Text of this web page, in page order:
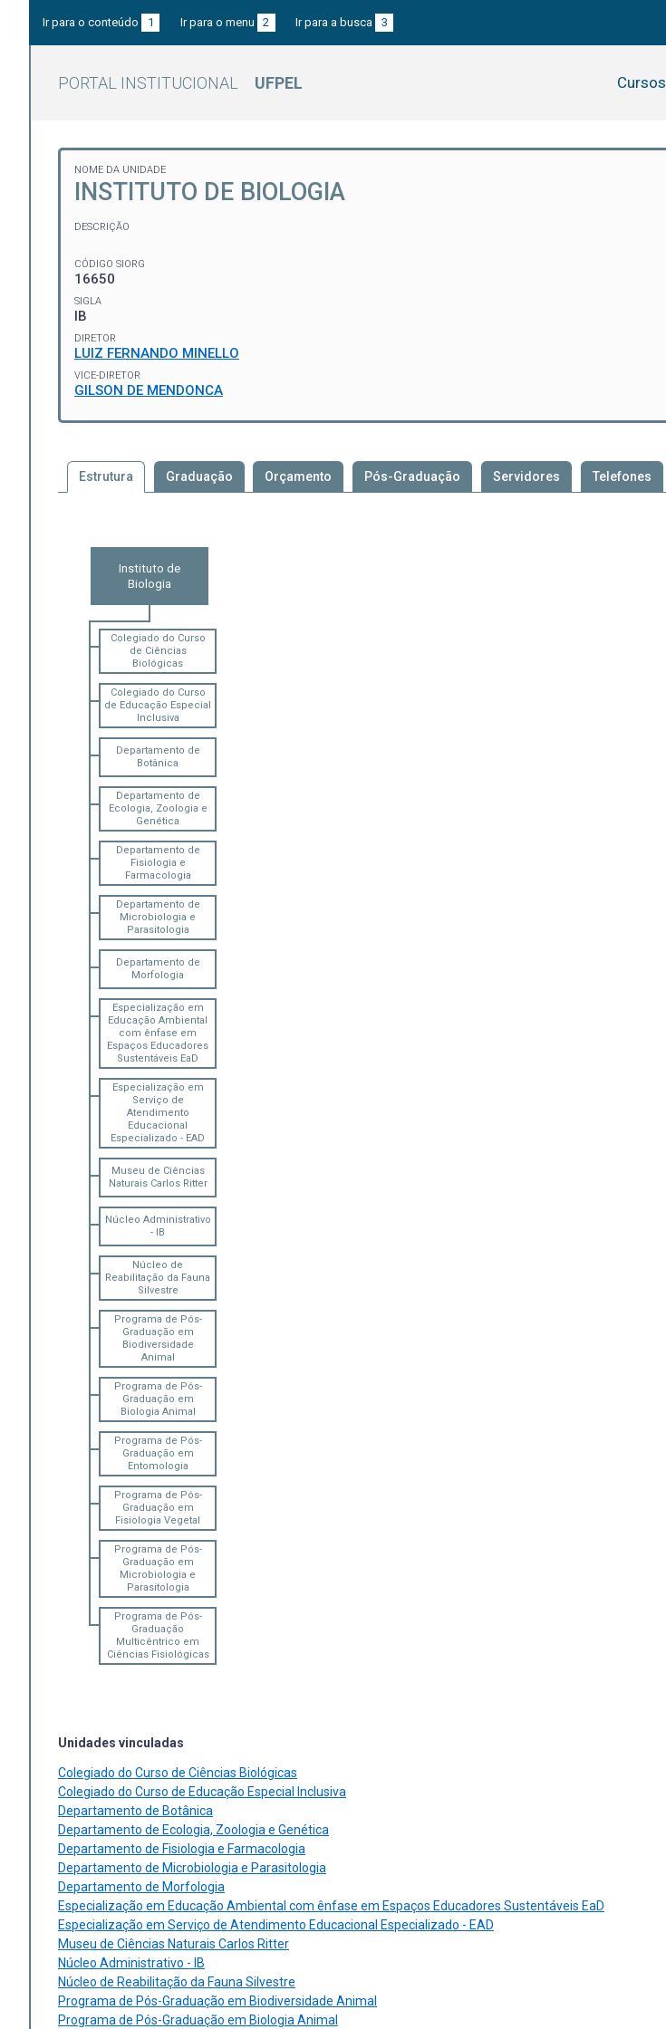
Ir para o conteúdo 1 Ir para o menu 2 Ir para a busca 3
PORTAL INSTITUCIONAL UFPEL Cursos
NOME DA UNIDADE
INSTITUTO DE BIOLOGIA
DESCRIÇÃO
CÓDIGO SIORG
16650
SIGLA
IB
DIRETOR
LUIZ FERNANDO MINELLO
VICE-DIRETOR
GILSON DE MENDONCA
Estrutura Graduação Orçamento Pós-Graduação Servidores Telefones
Instituto de
Biologia
Colegiado do Curso
de Ciências
Biológicas
Colegiado do Curso
de Educação Especial
Inclusiva
Departamento de
Botânica
Departamento de
Ecologia, Zoologia e
Genética
Departamento de
Fisiologia e
Farmacologia
Departamento de
Microbiologia e
Parasitologia
Departamento de
Morfologia
Especialização em
Educação Ambiental
com ênfase em
Espaços Educadores
Sustentáveis EaD
Especialização em
Serviço de
Atendimento
Educacional
Especializado - EAD
Museu de Ciências
Naturais Carlos Ritter
Núcleo Administrativo
- IB
Núcleo de
Reabilitação da Fauna
Silvestre
Programa de Pós-
Graduação em
Biodiversidade
Animal
Programa de Pós-
Graduação em
Biologia Animal
Programa de Pós-
Graduação em
Entomologia
Programa de Pós-
Graduação em
Fisiologia Vegetal
Programa de Pós-
Graduação em
Microbiologia e
Parasitologia
Programa de Pós-
Graduação
Multicêntrico em
Ciências Fisiológicas
Unidades vinculadas
Colegiado do Curso de Ciências Biológicas
Colegiado do Curso de Educação Especial Inclusiva
Departamento de Botânica
Departamento de Ecologia, Zoologia e Genética
Departamento de Fisiologia e Farmacologia
Departamento de Microbiologia e Parasitologia
Departamento de Morfologia
Especialização em Educação Ambiental com ênfase em Espaços Educadores Sustentáveis EaD
Especialização em Serviço de Atendimento Educacional Especializado - EAD
Museu de Ciências Naturais Carlos Ritter
Núcleo Administrativo - IB
Núcleo de Reabilitação da Fauna Silvestre
Programa de Pós-Graduação em Biodiversidade Animal
Programa de Pós-Graduação em Biologia Animal